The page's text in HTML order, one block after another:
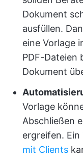
Dokument
ausfüllen.
eine Vorlage
PDF-Dateien
Dokument
Vorlage
Abschließen
ergreifen. Ein
mit Clients